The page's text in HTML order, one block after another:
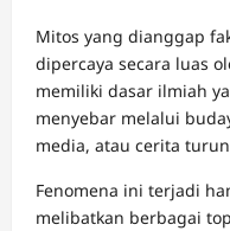
Mitos yang dianggap
dipercaya secara luas
memiliki dasar ilmiah
menyebar melalui
media, atau cerita
Fenomena ini terjadi
melibatkan berbagai